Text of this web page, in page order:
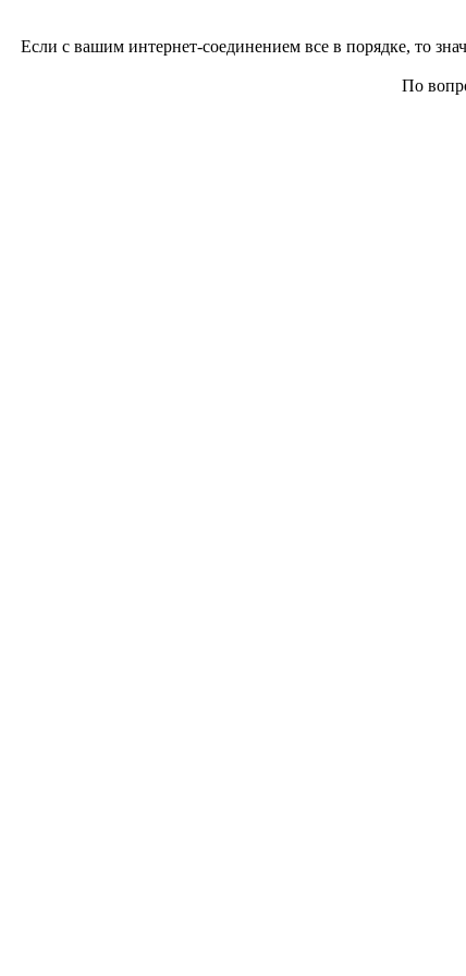
Если с вашим интернет-соединением все в порядке, то
По